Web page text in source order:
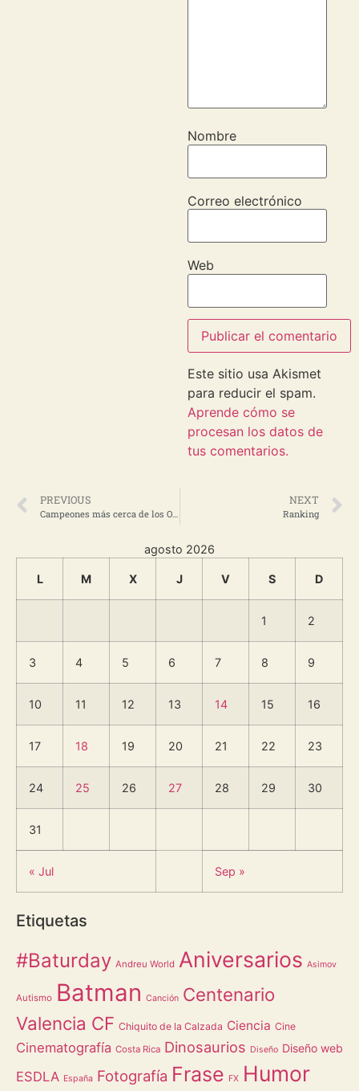
Nombre
Correo electrónico
Web
Este sitio usa Akismet
para reducir el spam.
Aprende cómo se
procesan los datos de
tus comentarios.
PREVIOUS NEXT
Ranking
agosto 2026
L M X J V S D
1 2
3 4 5 6 7 8 9
10 11 12 13 14 15 16
17 18 19 20 21 22 23
24 25 26 27 28 29 30
31
« Jul Sep »
Etiquetas
#Baturday Andreu World Aniversarios Asimov
Autismo Batman Canción Centenario
Valencia CF Chiquito de la Calzada Ciencia Cine
Cinematografía Costa Rica Dinosaurios Diseño Diseño web
ESDLA España Fotografía Frase FX Humor